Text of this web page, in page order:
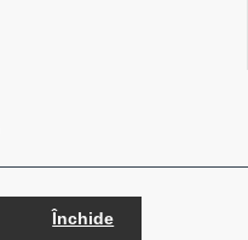
Închide